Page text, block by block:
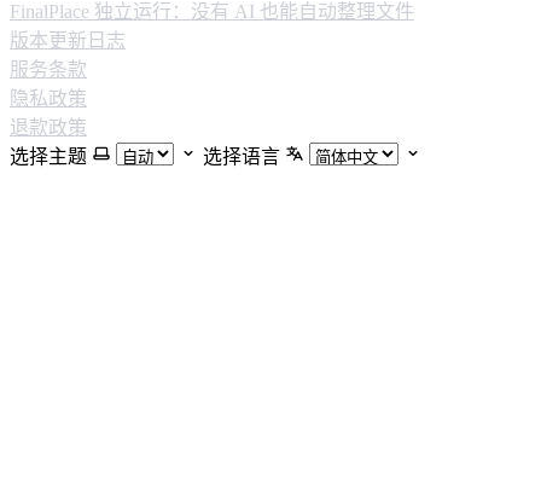
FinalPlace 独立运行：没有 AI 也能自动整理文件
版本更新日志
服务条款
隐私政策
退款政策
选择主题
选择语言